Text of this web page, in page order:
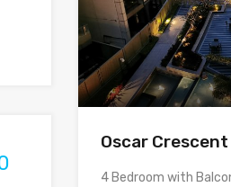
Oscar Crescent
4 Bedroom with